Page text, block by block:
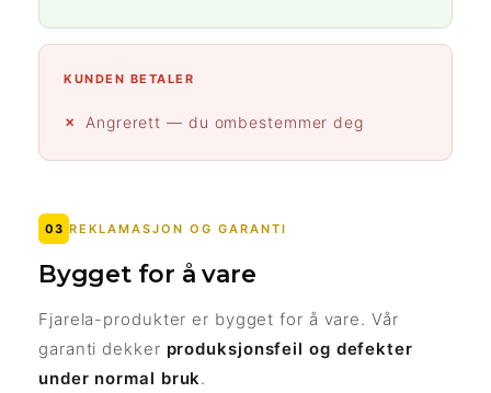
KUNDEN BETALER
Angrerett — du ombestemmer deg
03 REKLAMASJON OG GARANTI
Bygget for å vare
Fjarela-produkter er bygget for å vare. Vår
garanti dekker produksjonsfeil og defekter
under normal bruk.